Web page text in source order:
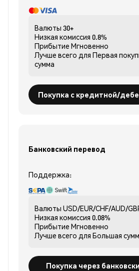
Валюты 30+
Низкая комиссия 0.8%
Прибытие Мгновенно
Лучше всего для Первая
сумма
Покупка с кредитной/
Банковский перевод
Поддержка:
Валюты USD/EUR/CHF/AUD/
Низкая комиссия 0.08%
Прибытие Мгновенно
Лучше всего для Большая
Покупка через